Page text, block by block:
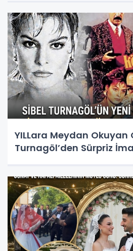
YILLara Meydan Okuyan
Turnagöl’den Sürpriz